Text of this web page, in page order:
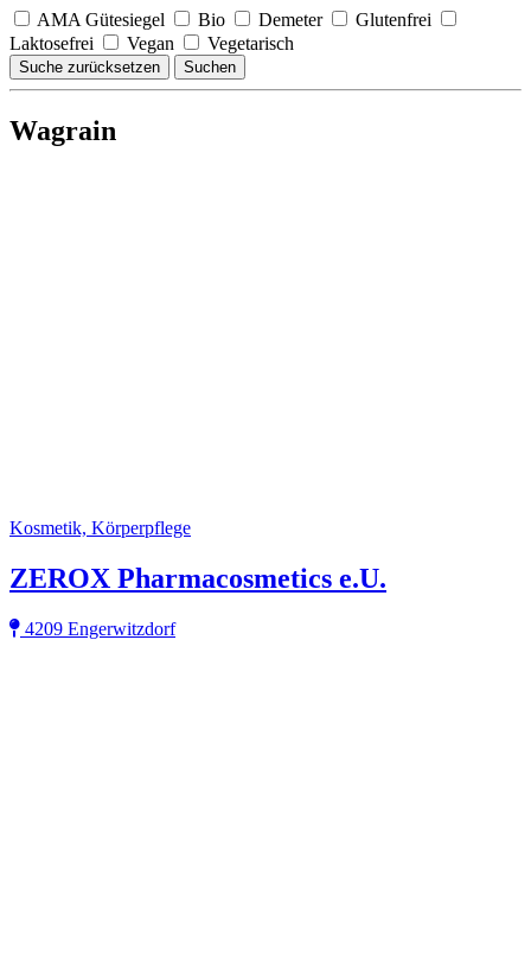
AMA Gütesiegel Bio Demeter
Glutenfrei
Laktosefrei
Vegan Vegetarisch
Suche zurücksetzen Suchen
Wagrain
Kosmetik, Körperpflege
ZEROX Pharmacosmetics e.U.
4209 Engerwitzdorf